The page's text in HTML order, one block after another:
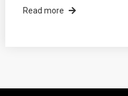
Read more